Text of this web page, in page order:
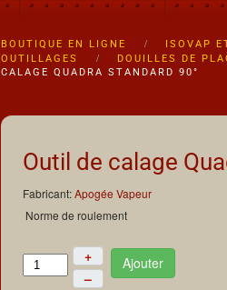
BOUTIQUE EN LIGNE ISOVAP
OUTILLAGES
DOUILLES DE
CALAGE QUADRA STANDARD 90°
Outil de calage
Fabricant:Apogée Vapeur
Norme de roulement
+
–
Ajouter